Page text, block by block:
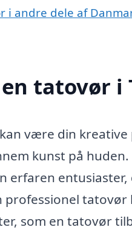
i andre dele af
tatovør i
være din
kunst på
erfaren
professionel
som en tatovør